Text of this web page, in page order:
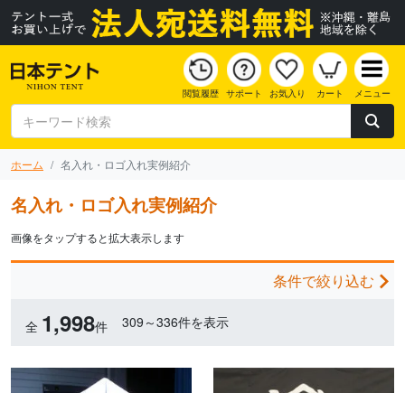
閲覧履歴 サポート お気入り カート メニュー
ホーム 名入れ・ロゴ入れ実例紹介
名入れ・ロゴ入れ実例紹介
画像をタップすると拡大表示します
条件で絞り込む
全 1,998件 309～336件を表示